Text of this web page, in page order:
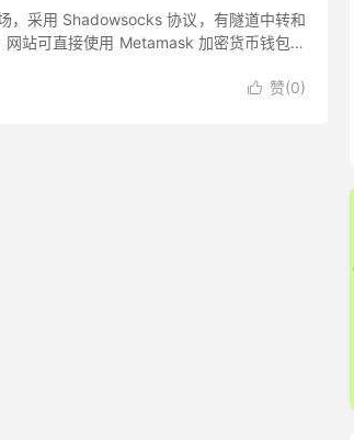
，采用 Shadowsocks 协议，有隧道中转和
站可直接使用 Metamask 加密货币钱包进
 赞(0)